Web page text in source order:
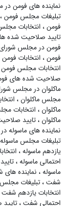
نماینده های فومن
تبلیغات مجلس فومن،
فومن، انتخابات
تایید صلاحیت شده
فومن در مجلس
فومن، انتخابات فومن
انتخابات مجلس فومن
صلاحیت شده های
ماکلوان در مجلس
مجلس ماکلوان،
ماکلوان، انتخابات
ماکلوان،تایید
نماینده های ماسوله
تبلیغات مجلس ماسوله
یازدهم ماسوله،
احتمالی ماسوله،
ماسوله، نماینده
شفت،تبلیغات
انتخابات یازدهم شفت
احتمالی شفت،